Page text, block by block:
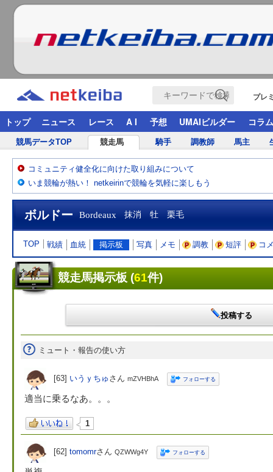
プレ
トップ ニュース レース A I 予想 UMAIビルダー コラム
競馬データTOP 競走馬 騎手 調教師 馬主
コミュニティ健全化に向けた取り組みについて
いま競輪が熱い！ netkeirinで競輪を気軽に楽しもう
ボルドー Bordeaux 抹消 牡 栗毛
TOP 戦績 血統 掲示板 写真 メモ 調教 短評 コ
競走馬掲示板 (61件)
投稿する
ミュート・報告の使い方
[63] いうｙちゅ さん mZVHBhA フォローする
適当に乗るなあ。。。
1
[62] tomomrさん QZWWg4Y フォローする